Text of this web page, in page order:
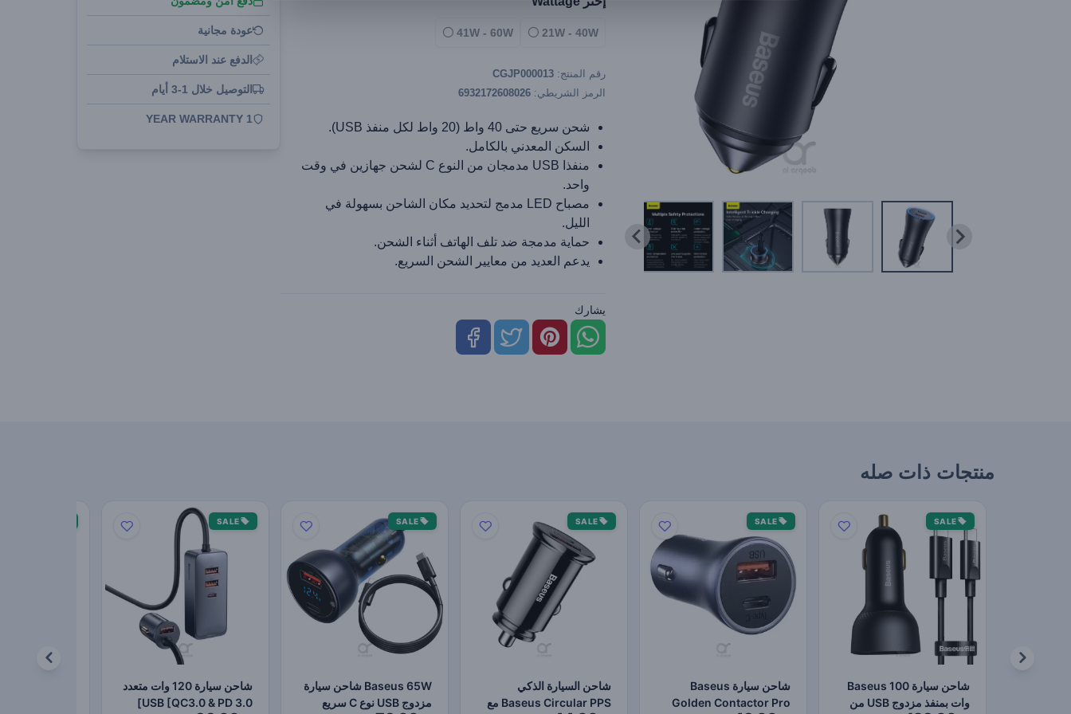
21W - 40W
41W - 60W
رقم المنتج: CGJP000013
الرمز الشريطي: 6932172608026
شحن سريع حتى 40 واط (20 واط لكل منفذ USB).
السكن المعدني بالكامل.
منفذا USB مدمجان من النوع C لشحن جهازين في وقت
واحد.
مصباح LED مدمج لتحديد مكان الشاحن بسهولة في
الليل.
حماية مدمجة ضد تلف الهاتف أثناء الشحن.
يدعم العديد من معايير الشحن السريع.
يشارك
عودة مجانية
الدفع عند الاستلام
التوصيل خلال 1-3 أيام
1 YEAR WARRANTY
منتجات ذات صله
SALE
شاحن سيارة Baseus 100
وات بمنفذ مزدوج USB من
SALE
شاحن سيارة Baseus
Golden Contactor Pro
SALE
شاحن السيارة الذكي
Baseus Circular PPS مع
SALE
Baseus 65W شاحن سيارة
مزدوج USB نوع C سريع
SALE
شاحن سيارة 120 وات متعدد
USB [QC3.0 & PD 3.0]